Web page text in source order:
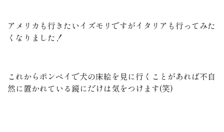
アメリカも行きたいイズモリですがイタリアも行ってみた
くなりました！
これからポンペイで犬の床絵を見に行くことがあれば不自
然に置かれている鏡にだけは気をつけます(笑)